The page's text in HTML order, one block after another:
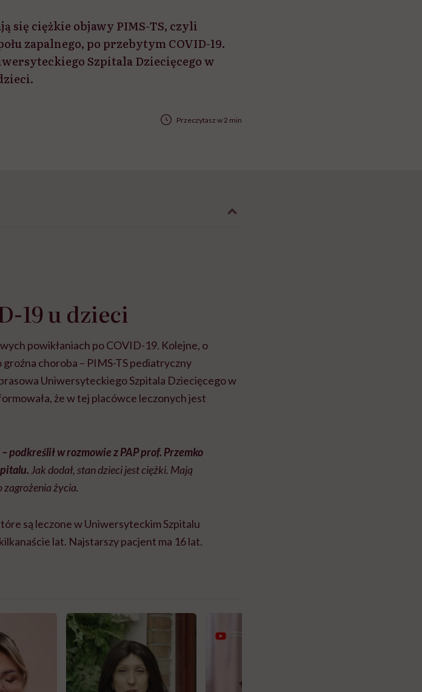
się ciężkie objawy PIMS-TS, czyli
zapalnego, po przebytym COVID-19.
Szpitala Dziecięcego w
Przeczytasz w 2 min
19 u dzieci
powikłaniach po COVID-19. Kolejne, o
choroba – PIMS-TS pediatryczny
Uniwersyteckiego Szpitala Dziecięcego w
że w tej placówce leczonych jest
podkreślił w rozmowie z PAP prof. Przemko
Jak dodał, stan dzieci jest ciężki. Mają
zagrożenia życia.
są leczone w Uniwersyteckim Szpitalu
lat. Najstarszy pacjent ma 16 lat.